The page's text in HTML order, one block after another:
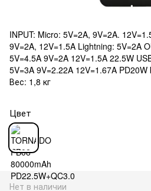
INPUT: Micro: 5V=2A, 9V=2A.
9V=2A, 12V=1.5A Lightning: 5V=2A
5V=4.5A 9V=2A 12V=1.5A 22.5W
5V=3A 9V=2.22A 12V=1.67A
Вес: 1,8 кг
Цвет
Нет в наличии